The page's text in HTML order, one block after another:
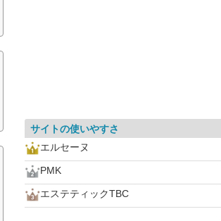
サイトの使いやすさ
エルセーヌ
PMK
エステティックTBC